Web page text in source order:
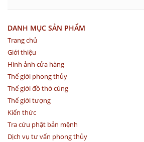
DANH MỤC SẢN PHẨM
Trang chủ
Giới thiệu
Hình ảnh cửa hàng
Thế giới phong thủy
Thế giới đồ thờ cúng
Thế giới tượng
Kiến thức
Tra cứu phật bản mệnh
Dịch vụ tư vấn phong thủy